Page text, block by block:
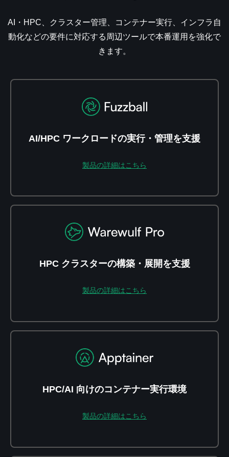
AI・HPC、クラスター管理、コンテナー実行、インフラ自
動化などの要件に対応する周辺ツールで本番運用を強化で
きます。
AI/HPC ワークロードの実行・管理を支援
製品の詳細はこちら
HPC クラスターの構築・展開を支援
製品の詳細はこちら
HPC/AI 向けのコンテナー実行環境
製品の詳細はこちら